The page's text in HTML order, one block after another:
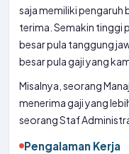
saja memiliki pengaruh
terima. Semakin tinggi
besar pula tanggung
besar pula gaji yang
Misalnya, seorang
menerima gaji yang
seorang Staf
Pengalaman Kerja